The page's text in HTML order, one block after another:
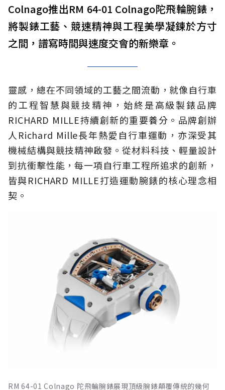
Colnago推出RM 64-01 Colnago陀飛輪腕錶，
將製錶工藝、競速精神與工程美學凝鍊於方寸
之間，譜寫時間與速度交會的新樂章。
靈感，總在不同領域的工藝之間流動，就像自行車
的工程智慧與競技精神，始終是高級製錶品牌
RICHARD MILLE持續創新的重要養分。品牌創辦
人Richard Mille長年熱愛自行車運動，亦深受其
機械結構與競技精神啟發。從材料科技、輕量設計
到抗衝擊性能，每一項自行車工程所追求的創新，
皆與RICHARD MILLE打造運動腕錶的核心理念相
契。
RM 64-01 Colnago 陀飛輪腕錶展現頂級腕錶顛覆傳統的幾何